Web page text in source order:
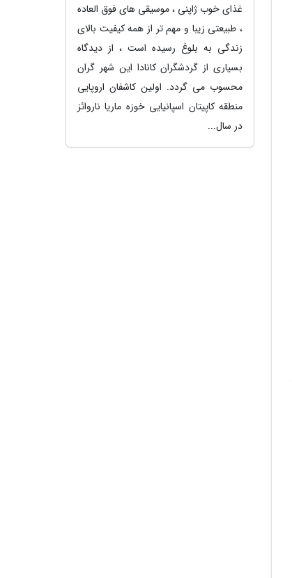
غذای خوب ژاپنی ، موسیقی های فوق العاده
، طبیعتی زیبا و مهم تر از همه کیفیت بالای
زندگی به بلوغ رسیده است ، از دیدگاه
بسیاری از گردشگران کانادا این شهر گران
محسوب می گردد. اولین کاشفان اروپایی
منطقه کاپیتان اسپانیایی خوزه ماریا ناروائز
در سال...